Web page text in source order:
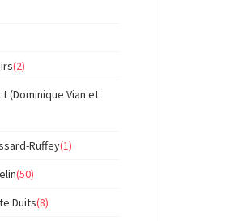
(2)
(Dominique Vian et
Ruffey(1)
(50)
Duits(8)